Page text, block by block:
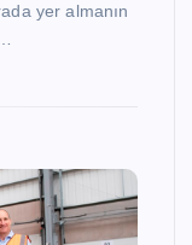
yer almanın